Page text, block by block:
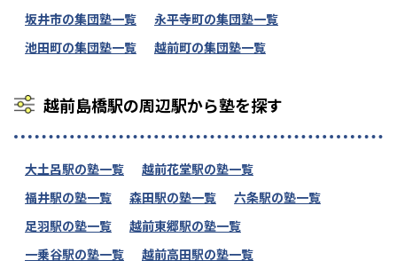
坂井市の集団塾一覧
永平寺町の集団塾一覧
池田町の集団塾一覧
越前町の集団塾一覧
越前島橋駅の周辺駅から塾を探す
大土呂駅の塾一覧
越前花堂駅の塾一覧
福井駅の塾一覧
森田駅の塾一覧
六条駅の塾一覧
足羽駅の塾一覧
越前東郷駅の塾一覧
一乗谷駅の塾一覧
越前高田駅の塾一覧